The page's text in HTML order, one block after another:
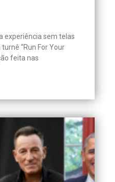
experiência sem telas
“Run For Your
feita nas